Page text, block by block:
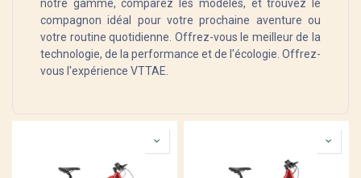
notre gamme, comparez les modèles, et trouvez le
compagnon idéal pour votre prochaine aventure ou
votre routine quotidienne. Offrez-vous le meilleur de la
technologie, de la performance et de l'écologie. Offrez-
vous l'expérience VTTAE.